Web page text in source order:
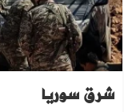
عبر بوابة
شرق سوريا